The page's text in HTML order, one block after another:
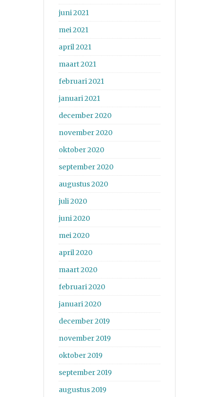
juni 2021
mei 2021
april 2021
maart 2021
februari 2021
januari 2021
december 2020
november 2020
oktober 2020
september 2020
augustus 2020
juli 2020
juni 2020
mei 2020
april 2020
maart 2020
februari 2020
januari 2020
december 2019
november 2019
oktober 2019
september 2019
augustus 2019